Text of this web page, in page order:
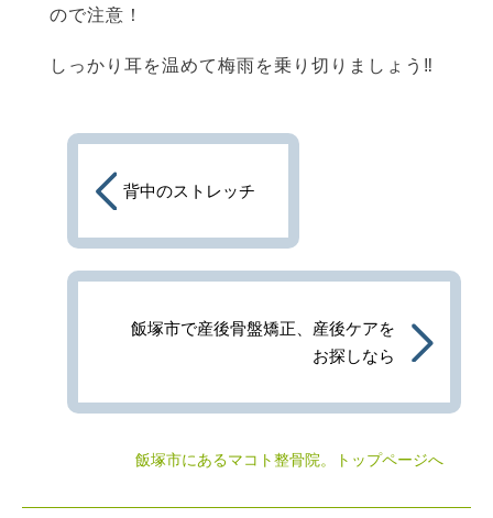
ので注意！
しっかり耳を温めて梅雨を乗り切りましょう‼︎
背中のストレッチ
飯塚市で産後骨盤矯正、産後ケアを
お探しなら
飯塚市にあるマコト整骨院。トップページへ